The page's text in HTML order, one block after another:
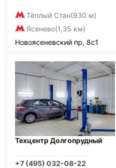
Тёплый Стан(930 м)
Ясенево(1,35 км)
Новоясеневский пр, 8с1
Техцентр Долгопрудный
+7 (495) 032-08-22